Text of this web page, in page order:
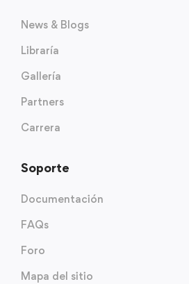
News & Blogs
Libraría
Gallería
Partners
Carrera
Soporte
Documentación
FAQs
Foro
Mapa del sitio